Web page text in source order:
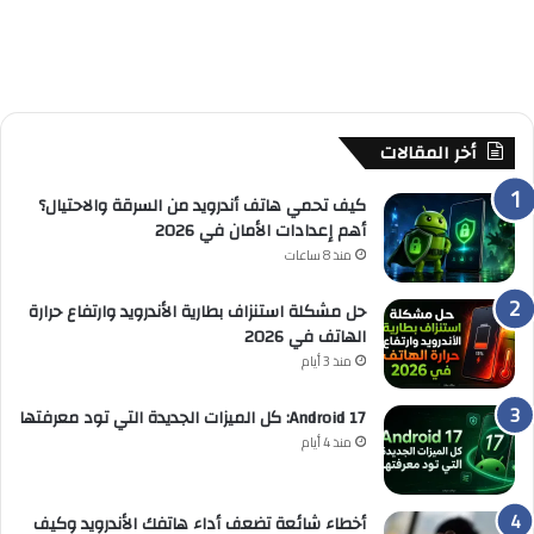
أخر المقالات
كيف تحمي هاتف أندرويد من السرقة والاحتيال؟
أهم إعدادات الأمان في 2026
منذ 8 ساعات
حل مشكلة استنزاف بطارية الأندرويد وارتفاع حرارة
الهاتف في 2026
منذ 3 أيام
Android 17: كل الميزات الجديدة التي تود معرفتها
منذ 4 أيام
أخطاء شائعة تضعف أداء هاتفك الأندرويد وكيف